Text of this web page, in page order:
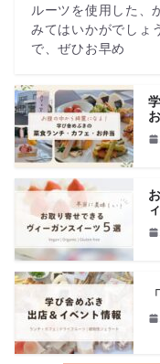
ルーツを使用した、
みてはいかがでしょ
で、ぜひお早め